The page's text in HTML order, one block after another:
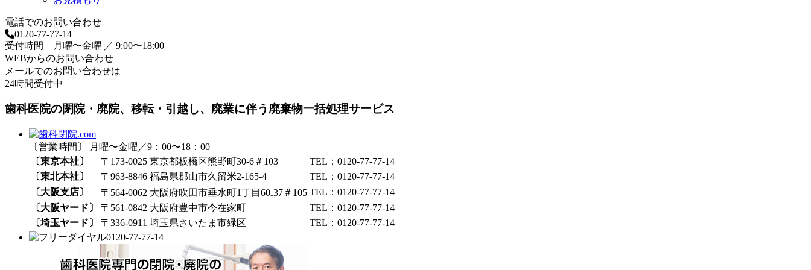
電話でのお問い合わせ
0120-77-77-14
受付時間 月曜〜金曜 ／ 9:00〜18:00
WEBからのお問い合わせ
メールでのお問い合わせは
24時間受付中
歯科医院の閉院・廃院、移転・引越し、廃業に伴う廃棄物一括処理サービス
〔営業時間〕 月曜〜金曜／9：00〜18：00
〔東京本社〕
〒173-0025 東京都板橋区熊野町30-6＃103
TEL：0120-77-77-14
〔東北本社〕
〒963-8846 福島県郡山市久留米2-165-4
TEL：0120-77-77-14
〔大阪支店〕
〒564-0062 大阪府吹田市垂水町1丁目60₋37＃105 TEL：0120-77-77-14
〔大阪ヤード〕
〒561-0842 大阪府豊中市今在家町
TEL：0120-77-77-14
〔埼玉ヤード〕
〒336-0911 埼玉県さいたま市緑区
TEL：0120-77-77-14
0120-77-77-14